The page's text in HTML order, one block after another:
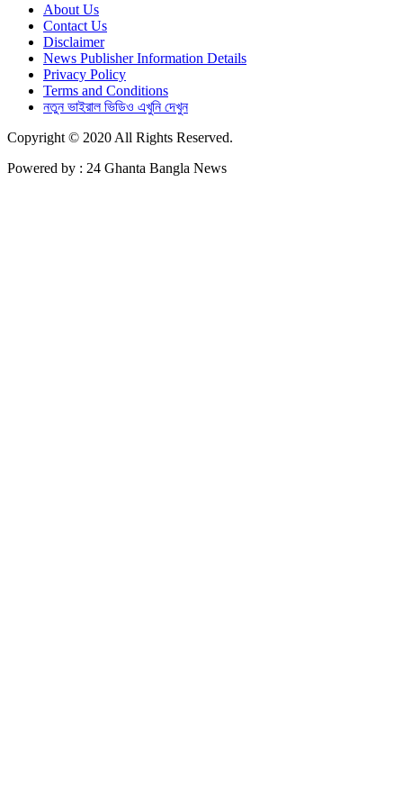
About Us
Contact Us
Disclaimer
News Publisher Information Details
Privacy Policy
Terms and Conditions
নতুন ভাইরাল ভিডিও এখুনি দেখুন
Copyright © 2020 All Rights Reserved.
Powered by : 24 Ghanta Bangla News